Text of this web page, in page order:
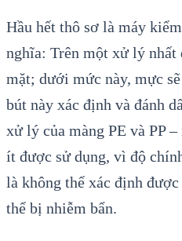
Hầu hết thô sơ là máy
nghĩa: Trên một xử lý nhất
mặt; dưới mức này, mực
bút này xác định và đánh
xử lý của màng PE và PP
ít được sử dụng, vì độ
là không thể xác định
thể bị nhiễm bẩn.